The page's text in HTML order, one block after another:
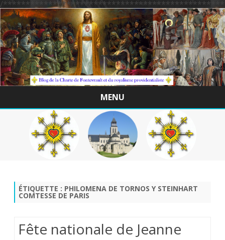
/
MENU
Skip
to
content
ÉTIQUETTE : PHILOMENA DE TORNOS Y STEINHART
COMTESSE DE PARIS
Fête nationale de Jeanne